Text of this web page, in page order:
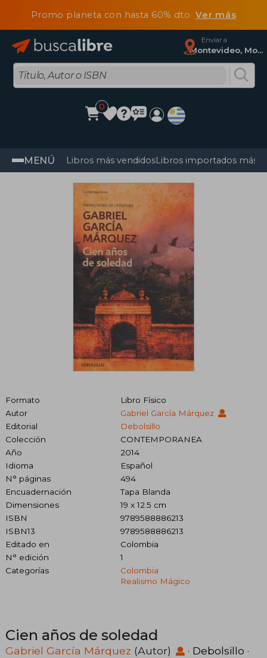
Promo planeta con hasta 60% dtoVer más
Enviar a
Montevideo, Montevideo
0
MENÚ Libros más vendidosLibros importados más
Formato
Libro Físico
Autor
Gabriel García Márquez
Editorial
Debolsillo
Colección
CONTEMPORANEA
Año
2014
Idioma
Español
N° páginas
494
Encuadernación
Tapa Blanda
Dimensiones
19 x 12.5 cm
ISBN
9789588886213
ISBN13
9789588886213
Editado en
Colombia
N° edición
1
Categorías
Colombia
Realismo Mágico
Cien años de soledad
Gabriel García Márquez (Autor) · Debolsillo ·